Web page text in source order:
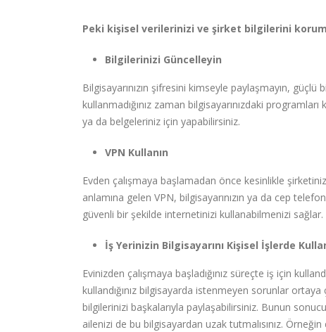
Peki kişisel verilerinizi ve şirket bilgilerini
Bilgilerinizi Güncelleyin
Bilgisayarınızın şifresini kimseyle paylaşmayın,
kullanmadığınız zaman bilgisayarınızdaki
ya da belgeleriniz için yapabilirsiniz.
VPN Kullanın
Evden çalışmaya başlamadan önce kesinlikle
anlamına gelen VPN, bilgisayarınızın ya da cep
güvenli bir şekilde internetinizi kullanabilmenizi
İş Yerinizin Bilgisayarını Kişisel İşlerde
Evinizden çalışmaya başladığınız süreçte iş için
kullandığınız bilgisayarda istenmeyen sorunlar ortaya
bilgilerinizi başkalarıyla paylaşabilirsiniz. Bunun
ailenizi de bu bilgisayardan uzak tutmalısınız. Örneğin